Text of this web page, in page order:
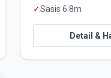
✓Sasis 6.8m
Detail &